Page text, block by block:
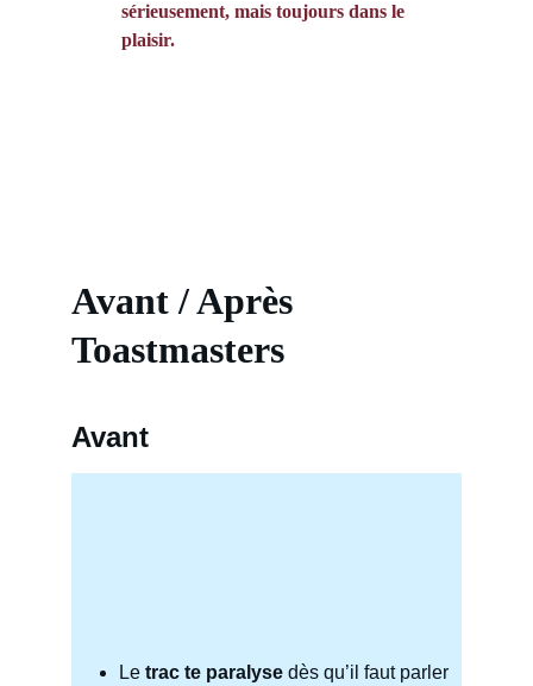
sérieusement, mais toujours dans le
plaisir.
Avant
Avant / Après
Toastmasters
Le trac te paralyse dès qu’il faut parler